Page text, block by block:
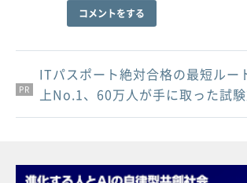
コメントをする
PR
PR
PR
ITパスポート絶対合格の最短ルー
上No.1、60万人が手に取った試